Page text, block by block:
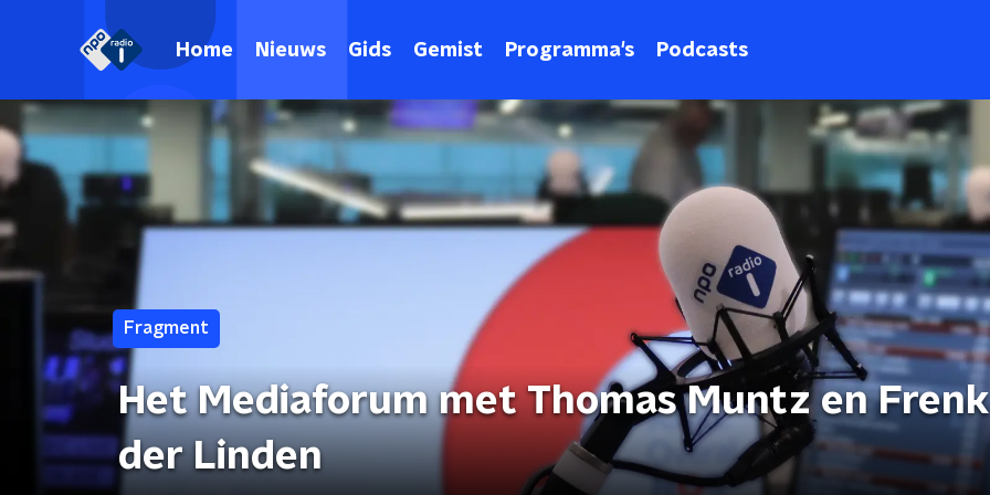
Home Nieuws Gids Gemist Programma's Podcasts
Fragment
Het Mediaforum met Thomas Muntz en
der Linden